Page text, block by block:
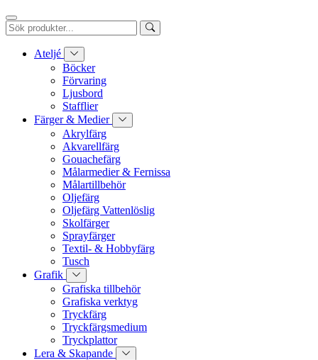
Ateljé
Böcker
Förvaring
Ljusbord
Stafflier
Färger & Medier
Akrylfärg
Akvarellfärg
Gouachefärg
Målarmedier & Fernissa
Målartillbehör
Oljefärg
Oljefärg Vattenlöslig
Skolfärger
Sprayfärger
Textil- & Hobbyfärg
Tusch
Grafik
Grafiska tillbehör
Grafiska verktyg
Tryckfärg
Tryckfärgsmedium
Tryckplattor
Lera & Skapande